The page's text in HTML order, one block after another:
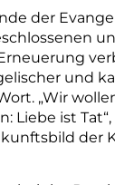
der
und
„Wir
ist
der